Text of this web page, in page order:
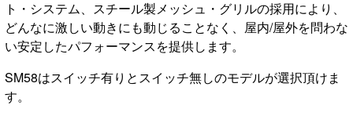
ト・システム、スチール製メッシュ・グリルの採用により、
どんなに激しい動きにも動じることなく、屋内/屋外を問わな
い安定したパフォーマンスを提供します。
SM58はスイッチ有りとスイッチ無しのモデルが選択頂けま
す。